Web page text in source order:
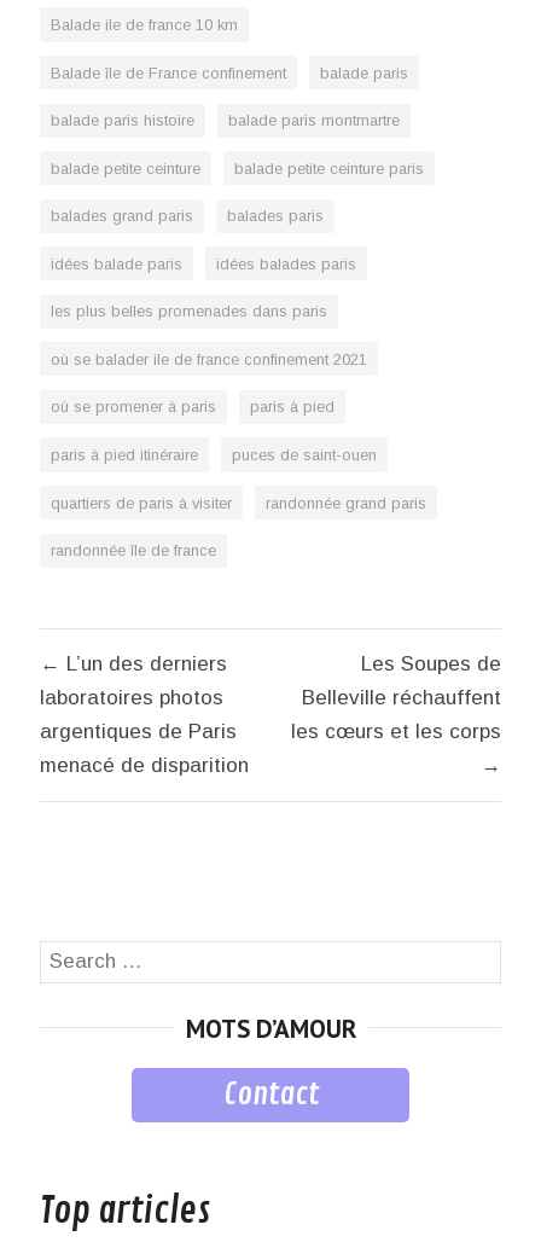
Balade ile de france 10 km
Balade île de France confinement balade paris
balade paris histoire balade paris montmartre
balade petite ceinture balade petite ceinture paris
balades grand paris balades paris
idées balade paris idées balades paris
les plus belles promenades dans paris
où se balader ile de france confinement 2021
où se promener à paris paris à pied
paris à pied itinéraire puces de saint-ouen
quartiers de paris à visiter randonnée grand paris
randonnée île de france
Navigation
de
l’article
← L’un des derniers
laboratoires photos
argentiques de Paris
menacé de disparition
Les Soupes de
Belleville réchauffent
les cœurs et les corps
→
Search
MOTS D’AMOUR
Contact
Top articles